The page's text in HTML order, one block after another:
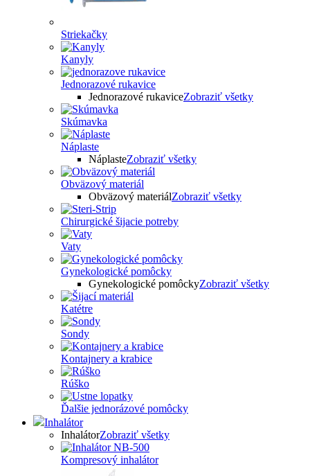
Striekačky
Kanyly
Jednorazové rukavice
Jednorazové rukaviceZobraziť všetky
Skúmavka
Náplaste
NáplasteZobraziť všetky
Obväzový materiál
Obväzový materiálZobraziť všetky
Chirurgické šijacie potreby
Vaty
Gynekologické pomôcky
Gynekologické pomôckyZobraziť všetky
Katétre
Sondy
Kontajnery a krabice
Rúško
Ďalšie jednorázové pomôcky
Inhalátor
InhalátorZobraziť všetky
Kompresový inhalátor